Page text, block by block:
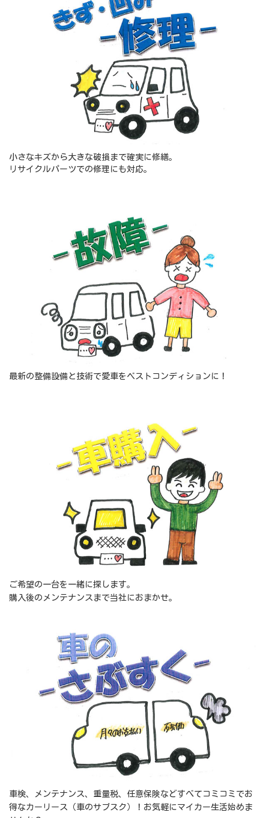
小さなキズから大きな破損まで確実に修繕。
リサイクルパーツでの修理にも対応。
最新の整備設備と技術で愛車をベストコンディションに！
ご希望の一台を一緒に探します。
購入後のメンテナンスまで当社におまかせ。
車検、メンテナンス、重量税、任意保険などすべてコミコミでお
得なカーリース（車のサブスク）！お気軽にマイカー生活始めま